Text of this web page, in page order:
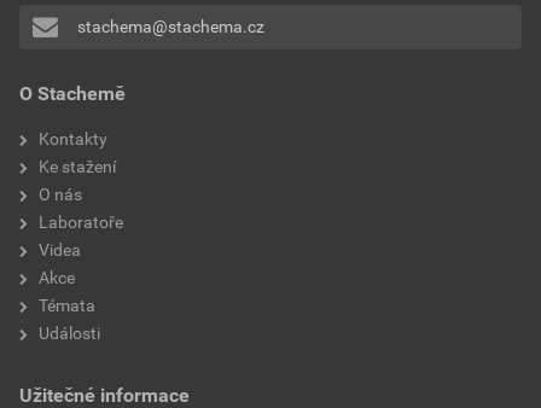
O Stachemě
Kontakty
Ke stažení
O nás
Laboratoře
Videa
Akce
Témata
Události
Užitečné informace
stachema@stachema.cz